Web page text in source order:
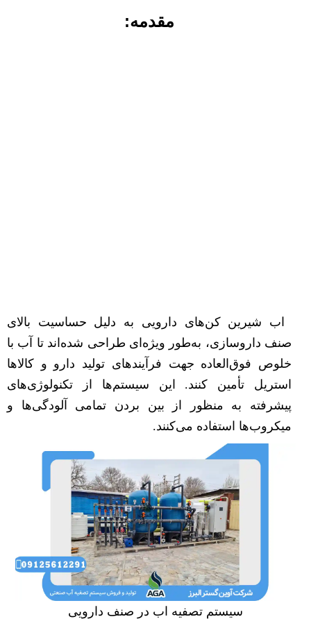
مقدمه:
اب شیرین کن‌های دارویی به دلیل حساسیت بالای
صنف داروسازی، به‌طور ویژه‌ای طراحی شده‌اند تا آب با
خلوص فوق‌العاده جهت فرآیندهای تولید دارو و کالاها
استریل تأمین کنند. این سیستم‌ها از تکنولوژی‌های
پیشرفته به منظور از بین بردن تمامی آلودگی‌ها و
میکروب‌ها استفاده می‌کنند.
سیستم تصفیه اب در صنف دارویی